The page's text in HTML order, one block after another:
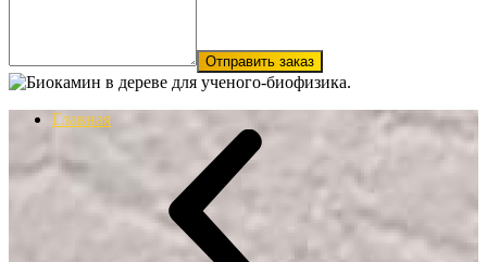
Отправить заказ
Главная